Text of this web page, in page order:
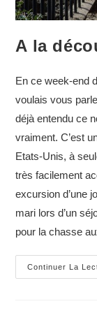
A la
En ce week-end
voulais vous
déjà entendu ce
vraiment. C’est
Etats-Unis, à
très facilement
excursion d’une
mari lors d’un
pour la chasse
Continuer La